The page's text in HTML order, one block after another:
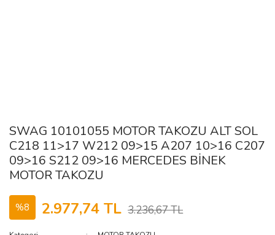
SWAG 10101055 MOTOR TAKOZU ALT SOL
C218 11>17 W212 09>15 A207 10>16 C207
09>16 S212 09>16 MERCEDES BİNEK
MOTOR TAKOZU
%8 2.977,74 TL 3.236,67 TL